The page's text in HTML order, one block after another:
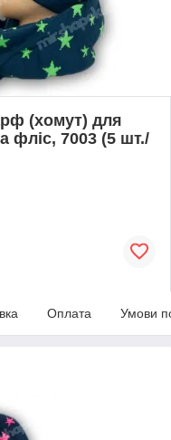
(хомут) для
фліс, 7003 (5 шт./
Оплата Умови